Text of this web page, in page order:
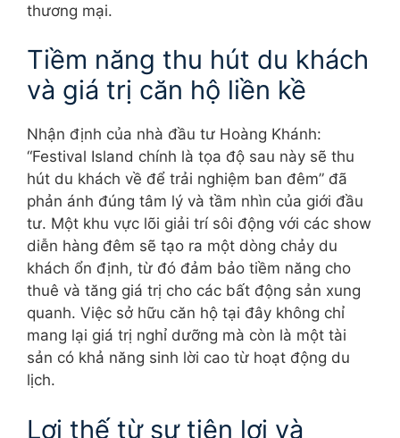
thương mại.
Tiềm năng thu hút du khách
và giá trị căn hộ liền kề
Nhận định của nhà đầu tư Hoàng Khánh:
“Festival Island chính là tọa độ sau này sẽ thu
hút du khách về để trải nghiệm ban đêm” đã
phản ánh đúng tâm lý và tầm nhìn của giới đầu
tư. Một khu vực lõi giải trí sôi động với các show
diễn hàng đêm sẽ tạo ra một dòng chảy du
khách ổn định, từ đó đảm bảo tiềm năng cho
thuê và tăng giá trị cho các bất động sản xung
quanh. Việc sở hữu căn hộ tại đây không chỉ
mang lại giá trị nghỉ dưỡng mà còn là một tài
sản có khả năng sinh lời cao từ hoạt động du
lịch.
Lợi thế từ sự tiện lợi và